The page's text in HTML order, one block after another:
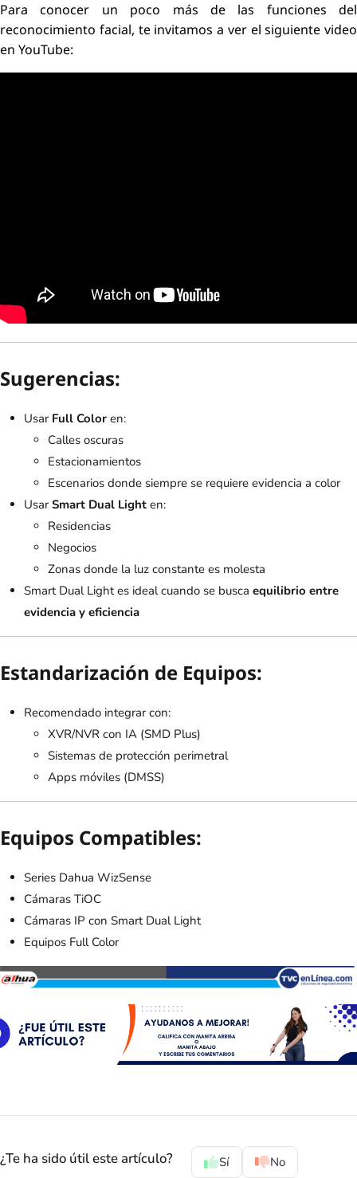
Para conocer un poco más de las funciones del
reconocimiento facial, te invitamos a ver el siguiente video
en YouTube:
Sugerencias:
Usar Full Color en:
Calles oscuras
Estacionamientos
Escenarios donde siempre se requiere evidencia a color
Usar Smart Dual Light en:
Residencias
Negocios
Zonas donde la luz constante es molesta
Smart Dual Light es ideal cuando se busca equilibrio entre
evidencia y eficiencia
Estandarización de Equipos:
Recomendado integrar con:
XVR/NVR con IA (SMD Plus)
Sistemas de protección perimetral
Apps móviles (DMSS)
Equipos Compatibles:
Series Dahua WizSense
Cámaras TiOC
Cámaras IP con Smart Dual Light
Equipos Full Color
¿Te ha sido útil este artículo? Sí No